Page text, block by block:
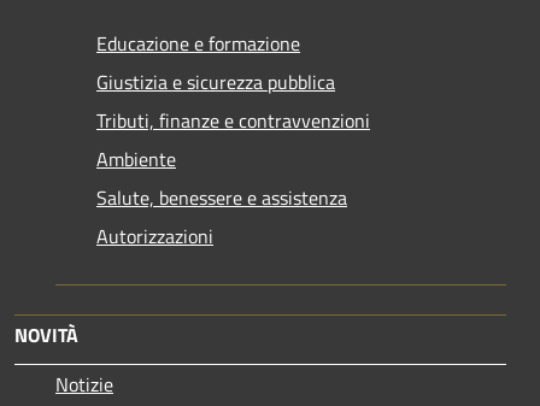
Educazione e formazione
Giustizia e sicurezza pubblica
Tributi, finanze e contravvenzioni
Ambiente
Salute, benessere e assistenza
Autorizzazioni
NOVITÀ
Notizie